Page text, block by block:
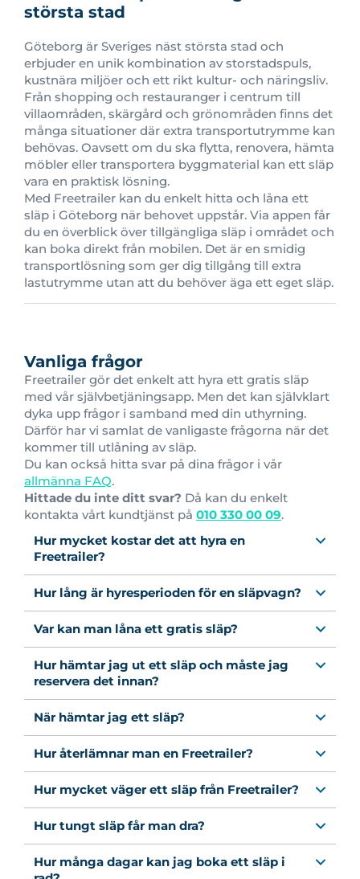
största stad
Göteborg är Sveriges näst största stad och
erbjuder en unik kombination av storstadspuls,
kustnära miljöer och ett rikt kultur- och näringsliv.
Från shopping och restauranger i centrum till
villaområden, skärgård och grönområden finns det
många situationer där extra transportutrymme kan
behövas. Oavsett om du ska flytta, renovera, hämta
möbler eller transportera byggmaterial kan ett släp
vara en praktisk lösning.
Med Freetrailer kan du enkelt hitta och låna ett
släp i Göteborg när behovet uppstår. Via appen får
du en överblick över tillgängliga släp i området och
kan boka direkt från mobilen. Det är en smidig
transportlösning som ger dig tillgång till extra
lastutrymme utan att du behöver äga ett eget släp.
Vanliga frågor
Freetrailer gör det enkelt att hyra ett gratis släp
med vår självbetjäningsapp. Men det kan självklart
dyka upp frågor i samband med din uthyrning.
Därför har vi samlat de vanligaste frågorna när det
kommer till utlåning av släp.
Du kan också hitta svar på dina frågor i vår
allmänna FAQ.
Hittade du inte ditt svar? Då kan du enkelt
kontakta vårt kundtjänst på 010 330 00 09.
Hur mycket kostar det att hyra en
Freetrailer?
Hur lång är hyresperioden för en släpvagn?
Var kan man låna ett gratis släp?
Hur hämtar jag ut ett släp och måste jag
reservera det innan?
När hämtar jag ett släp?
Hur återlämnar man en Freetrailer?
Hur mycket väger ett släp från Freetrailer?
Hur tungt släp får man dra?
Hur många dagar kan jag boka ett släp i